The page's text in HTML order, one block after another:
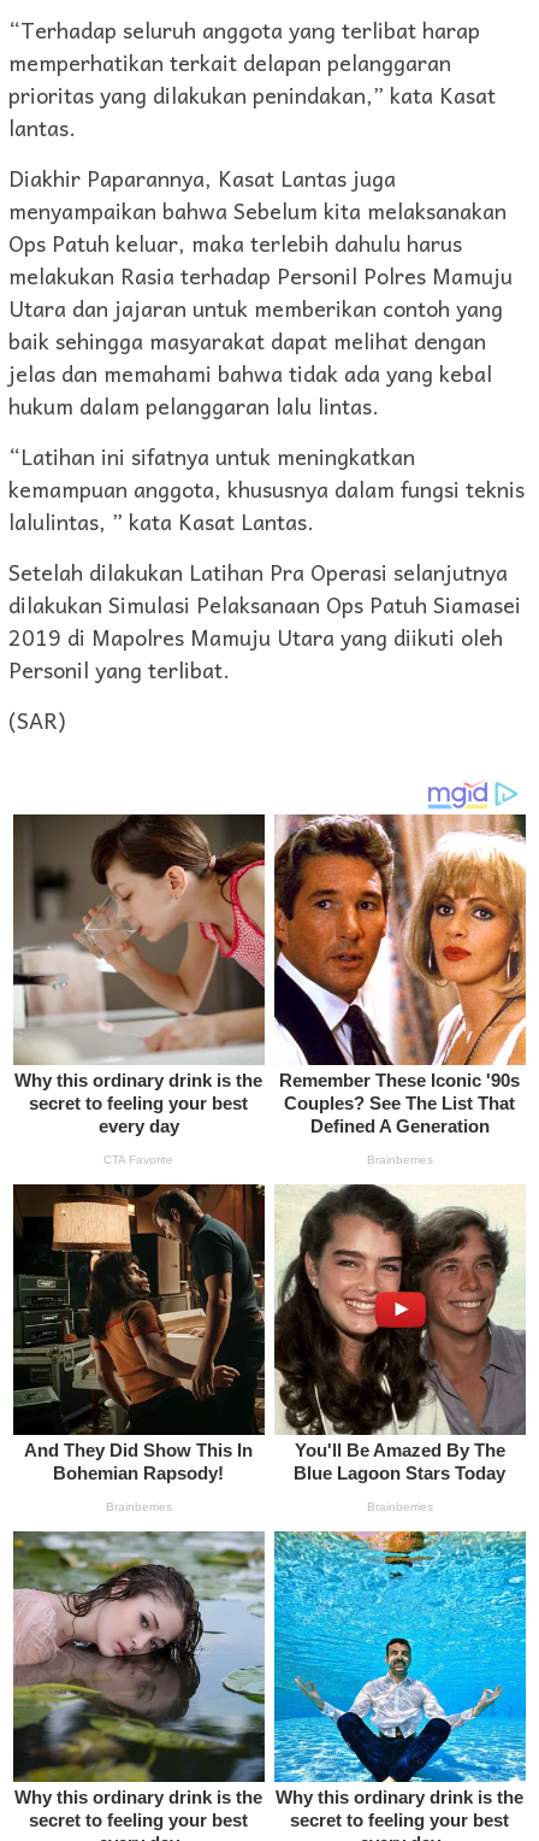
“Terhadap seluruh anggota yang terlibat harap
memperhatikan terkait delapan pelanggaran
prioritas yang dilakukan penindakan,” kata Kasat
lantas.
Diakhir Paparannya, Kasat Lantas juga
menyampaikan bahwa Sebelum kita melaksanakan
Ops Patuh keluar, maka terlebih dahulu harus
melakukan Rasia terhadap Personil Polres Mamuju
Utara dan jajaran untuk memberikan contoh yang
baik sehingga masyarakat dapat melihat dengan
jelas dan memahami bahwa tidak ada yang kebal
hukum dalam pelanggaran lalu lintas.
“Latihan ini sifatnya untuk meningkatkan
kemampuan anggota, khususnya dalam fungsi teknis
lalulintas, ” kata Kasat Lantas.
Setelah dilakukan Latihan Pra Operasi selanjutnya
dilakukan Simulasi Pelaksanaan Ops Patuh Siamasei
2019 di Mapolres Mamuju Utara yang diikuti oleh
Personil yang terlibat.
(SAR)